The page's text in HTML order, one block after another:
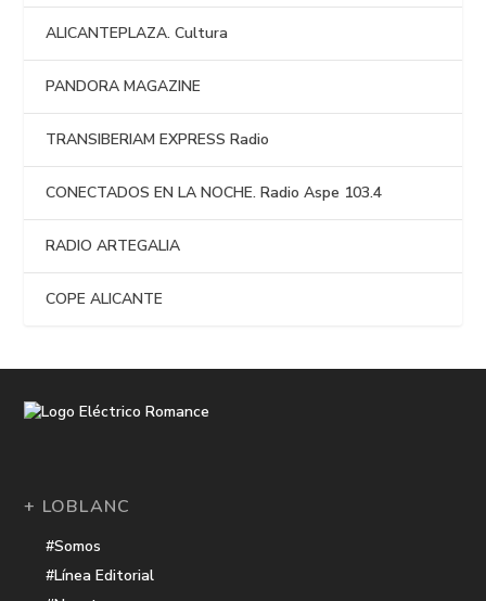
ALICANTEPLAZA. Cultura
PANDORA MAGAZINE
TRANSIBERIAM EXPRESS Radio
CONECTADOS EN LA NOCHE. Radio Aspe 103.4
RADIO ARTEGALIA
COPE ALICANTE
+ LOBLANC
#Somos
#Línea Editorial